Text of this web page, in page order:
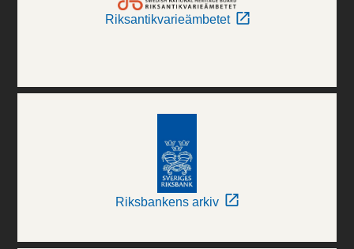
Riksantikvarieämbetet
Riksbankens arkiv